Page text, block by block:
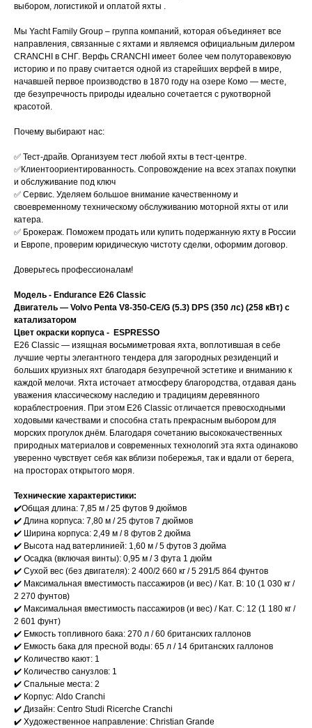
выбором, логистикой и оплатой яхты .
Мы Yacht Family Group – группа компаний, которая объединяет все
направления, связанные с яхтами и являемся официальным дилером
CRANCHI в СНГ. Верфь CRANCHI имеет более чем полуторавековую
историю и по праву считается одной из старейших верфей в мире,
начавшей первое производство в 1870 году на озере Комо — месте,
где безупречность природы идеально сочетается с рукотворной
красотой.
Почему выбирают нас:
✅ Тест-драйв. Организуем тест любой яхты в тест-центре.
✅Клиентоориентированность. Сопровождение на всех этапах покупки
и обслуживание под ключ
✅ Сервис. Уделяем большое внимание качественному и
своевременному техническому обслуживанию моторной яхты от или
катера.
✅ Брокераж. Поможем продать или купить подержанную яхту в России
и Европе, проверим юридическую чистоту сделки, оформим договор.
Доверьтесь профессионалам!
Модель - Endurance E26 Classic
Двигатель — Volvo Penta V8-350-CE/G (5.3) DPS (350 лс) (258 кВт) с
катализатором
Цвет окраски корпуса - ESPRESSO
E26 Classic — изящная восьмиметровая яхта, воплотившая в себе
лучшие черты элегантного тендера для загородных резиденций и
больших круизных яхт благодаря безупречной эстетике и вниманию к
каждой мелочи. Яхта источает атмосферу благородства, отдавая дань
уважения классическому наследию и традициям деревянного
кораблестроения. При этом E26 Classic отличается превосходными
ходовыми качествами и способна стать прекрасным выбором для
морских прогулок днём. Благодаря сочетанию высококачественных
природных материалов и современных технологий эта яхта одинаково
уверенно чувствует себя как вблизи побережья, так и вдали от берега,
на просторах открытого моря.
Технические характеристики:
✔️Общая длина: 7,85 м / 25 футов 9 дюймов
✔️ Длина корпуса: 7,80 м / 25 футов 7 дюймов
✔️ Ширина корпуса: 2,49 м / 8 футов 2 дюйма
✔️ Высота над ватерлинией: 1,60 м / 5 футов 3 дюйма
✔️ Осадка (включая винты): 0,95 м / 3 фута 1 дюйм
✔️ Сухой вес (без двигателя): 2 400/2 660 кг / 5 291/5 864 фунтов
✔️ Максимальная вместимость пассажиров (и вес) / Кат. B: 10 (1 030 кг /
2 270 фунтов)
✔️ Максимальная вместимость пассажиров (и вес) / Кат. C: 12 (1 180 кг /
2 601 фунт)
✔️ Емкость топливного бака: 270 л / 60 британских галлонов
✔️ Емкость бака для пресной воды: 65 л / 14 британских галлонов
✔️ Количество кают: 1
✔️ Количество санузлов: 1
✔️ Спальные места: 2
✔️ Корпус: Aldo Cranchi
✔️ Дизайн: Centro Studi Ricerche Cranchi
✔️ Художественное направление: Christian Grande